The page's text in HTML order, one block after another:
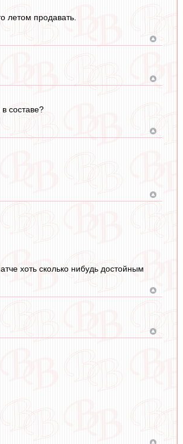
летом продавать.
составе?
хоть сколько нибудь достойным